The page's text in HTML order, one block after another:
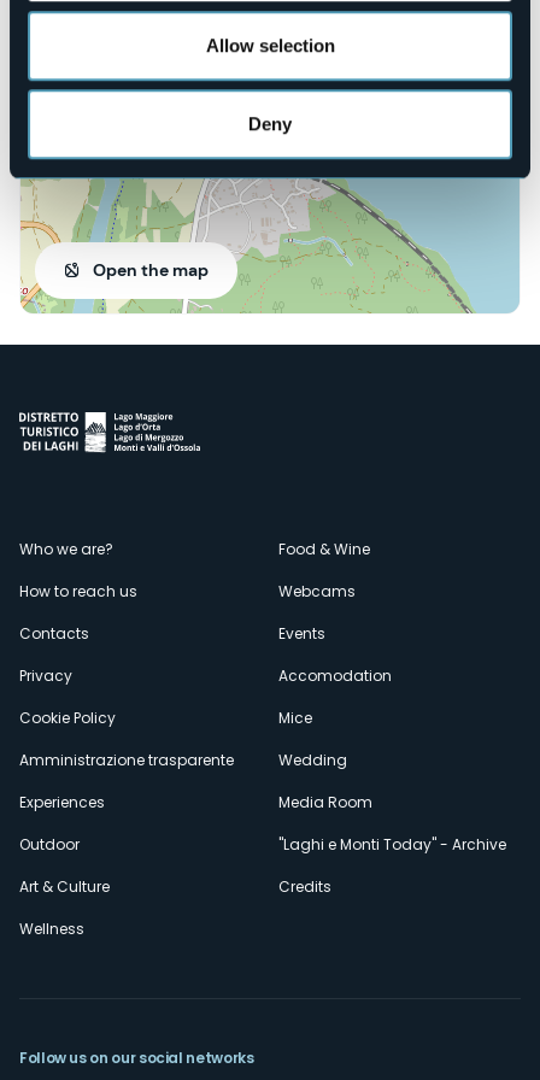
Allow selection
Deny
28802 - Mergozzo (VB)
Open the map
Menù
secondario
Who we are?
How to reach us
Contacts
Privacy
Cookie Policy
Amministrazione trasparente
Experiences
Outdoor
Art & Culture
Wellness
Food & Wine
Webcams
Events
Accomodation
Mice
Wedding
Media Room
"Laghi e Monti Today" - Archive
Credits
Follow us on our social networks